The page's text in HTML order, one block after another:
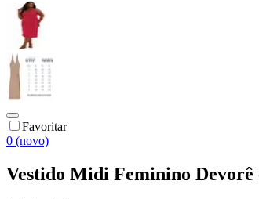
Favoritar
0 (novo)
Vestido Midi Feminino